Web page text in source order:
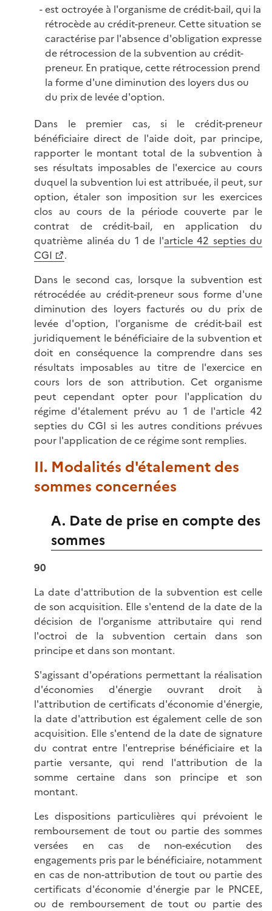
est octroyée à l'organisme de crédit-bail, qui la
rétrocède au crédit-preneur. Cette situation se
caractérise par l'absence d'obligation expresse
de rétrocession de la subvention au crédit-
preneur. En pratique, cette rétrocession prend
la forme d'une diminution des loyers dus ou
du prix de levée d'option.
Dans le premier cas, si le crédit-preneur
bénéficiaire direct de l'aide doit, par principe,
rapporter le montant total de la subvention à
ses résultats imposables de l'exercice au cours
duquel la subvention lui est attribuée, il peut, sur
option, étaler son imposition sur les exercices
clos au cours de la période couverte par le
contrat de crédit-bail, en application du
quatrième alinéa du 1 de l'article 42 septies du
CGI
.
Dans le second cas, lorsque la subvention est
rétrocédée au crédit-preneur sous forme d'une
diminution des loyers facturés ou du prix de
levée d'option, l'organisme de crédit-bail est
juridiquement le bénéficiaire de la subvention et
doit en conséquence la comprendre dans ses
résultats imposables au titre de l'exercice en
cours lors de son attribution. Cet organisme
peut cependant opter pour l'application du
régime d'étalement prévu au 1 de l'article 42
septies du CGI si les autres conditions prévues
pour l'application de ce régime sont remplies.
II. Modalités d'étalement des
sommes concernées
A. Date de prise en compte des
sommes
90
La date d'attribution de la subvention est celle
de son acquisition. Elle s'entend de la date de la
décision de l'organisme attributaire qui rend
l'octroi de la subvention certain dans son
principe et dans son montant.
S'agissant d'opérations permettant la réalisation
d'économies d'énergie ouvrant droit à
l'attribution de certificats d'économie d'énergie,
la date d'attribution est également celle de son
acquisition. Elle s'entend de la date de signature
du contrat entre l'entreprise bénéficiaire et la
partie versante, qui rend l'attribution de la
somme certaine dans son principe et son
montant.
Les dispositions particulières qui prévoient le
remboursement de tout ou partie des sommes
versées en cas de non-exécution des
engagements pris par le bénéficiaire, notamment
en cas de non-attribution de tout ou partie des
certificats d'économie d'énergie par le PNCEE,
ou de remboursement de tout ou partie des